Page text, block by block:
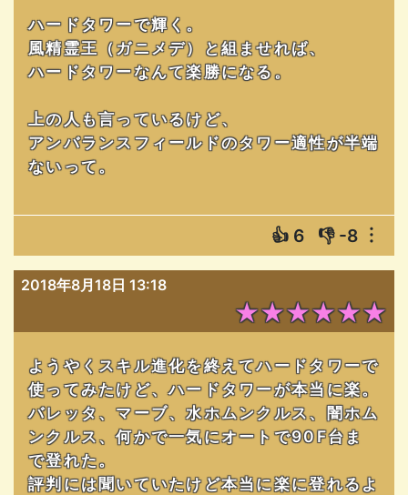
ハードタワーで輝く。
風精霊王（ガニメデ）と組ませれば、
ハードタワーなんて楽勝になる。
上の人も言っているけど、
アンバランスフィールドのタワー適性が半端
ないって。
👍 6 👎 -8 ︙
2018年8月18日 13:18
★★★★★★
ようやくスキル進化を終えてハードタワーで
使ってみたけど、ハードタワーが本当に楽。
バレッタ、マーブ、水ホムンクルス、闇ホム
ンクルス、何かで一気にオートで90F台ま
で登れた。
評判には聞いていたけど本当に楽に登れるよ